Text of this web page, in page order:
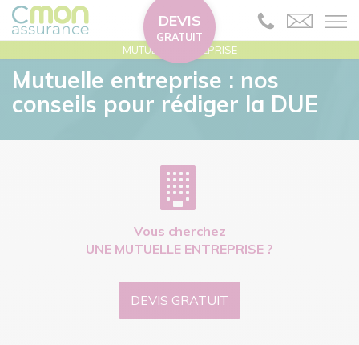
DEVIS
GRATUIT
MUTUELLE ENTREPRISE
Mutuelle entreprise : nos
conseils pour rédiger la DUE
Vous cherchez
UNE MUTUELLE ENTREPRISE ?
DEVIS GRATUIT